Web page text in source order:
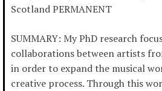
Scotland PERMANENT
SUMMARY: My PhD research
collaborations between artists
in order to expand the musical
creative process. Through this